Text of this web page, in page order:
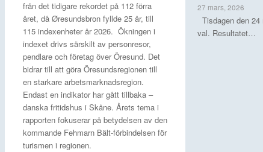
från det tidigare rekordet på 112 förra
året, då Øresundsbron fyllde 25 år, till
115 indexenheter år 2026. Ökningen i
indexet drivs särskilt av personresor,
pendlare och företag över Öresund. Det
bidrar till att göra Öresundsregionen till
en starkare arbetsmarknadsregion.
Endast en indikator har gått tillbaka –
danska fritidshus i Skåne. Årets tema i
rapporten fokuserar på betydelsen av den
kommande Fehmarn Bält-förbindelsen för
turismen i regionen.
27 mars, 2026
Tisdagen den
val. Resultatet…